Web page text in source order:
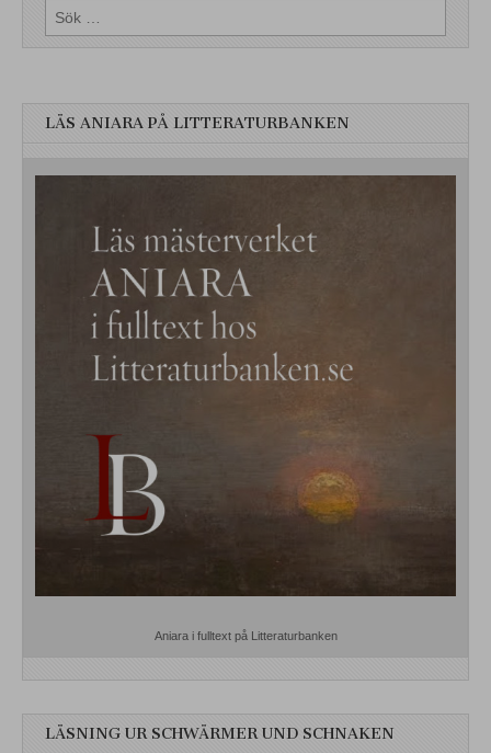
Sök
efter:
LÄS ANIARA PÅ LITTERATURBANKEN
Aniara i fulltext på Litteraturbanken
LÄSNING UR SCHWÄRMER UND SCHNAKEN